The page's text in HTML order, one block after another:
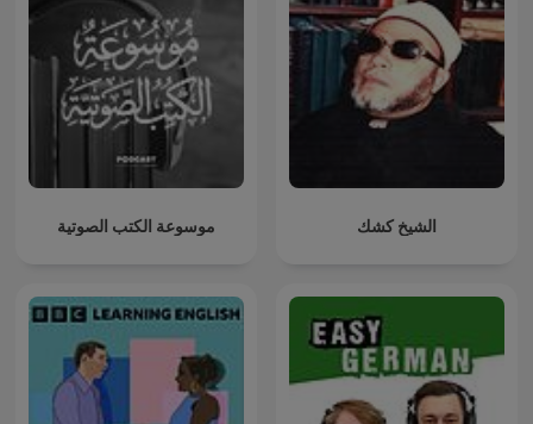
الشيخ كشك موسوعة الكتب الصوتية